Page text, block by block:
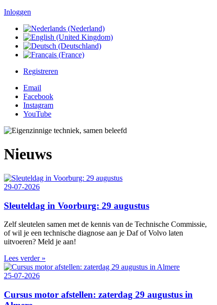
Inloggen
Registreren
Email
Facebook
Instagram
YouTube
Nieuws
29-07-2026
Sleuteldag in Voorburg: 29 augustus
Zelf sleutelen samen met de kennis van de Technische Commissie,
of wil je een technische diagnose aan je Daf of Volvo laten
uitvoeren? Meld je aan!
Lees verder »
25-07-2026
Cursus motor afstellen: zaterdag 29 augustus in